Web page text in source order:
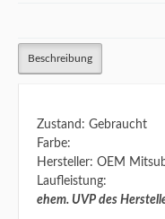
Beschreibung
Zustand: Gebraucht
Farbe:
Hersteller: OEM
Laufleistung:
ehem. UVP des